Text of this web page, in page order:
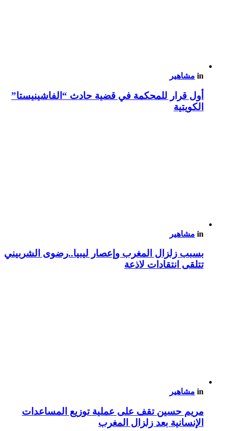
in مشاهير
أول قرار للمحكمة في قضية حادث “الفاشينيستا”
الكويتية
in مشاهير
بسبب زلزال المغرب وإعصار ليبيا..رضوى الشربيني
تتلقى انتقادات لاذعة
in مشاهير
مريم حسين تقف على عملية توزيع المساعدات
الإنسانية بعد زلزال المغرب